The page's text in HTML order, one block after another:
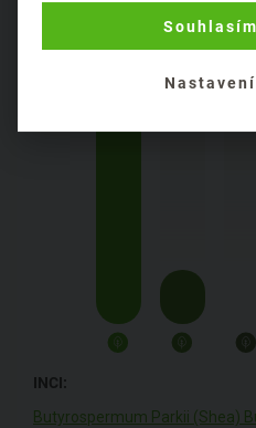
PRODUKTU
INCI:
Butyrospermum Parkii (Shea)